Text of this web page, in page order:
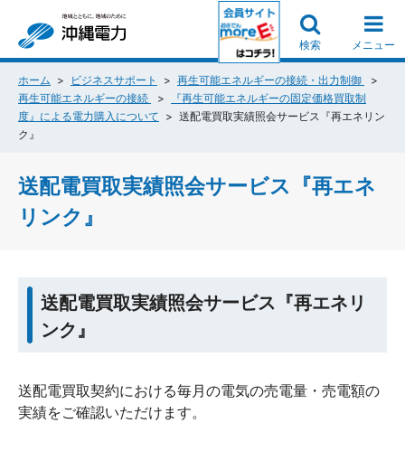
検索 メニュー
ホーム ビジネスサポート
再生可能エネルギーの接続・出力制御
再生可能エネルギーの接続
『再生可能エネルギーの固定価格買取制
度』による電力購入について
送配電買取実績照会サービス『再エネリン
ク』
送配電買取実績照会サービス『再エネ
リンク』
送配電買取実績照会サービス『再エネリ
ンク』
送配電買取契約における毎月の電気の売電量・売電額の
実績をご確認いただけます。